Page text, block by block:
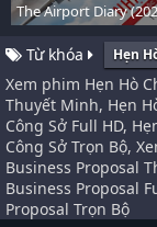
The Airport Diary
Từ khóa Hẹn
Xem phim Hẹn Hò
Thuyết Minh, Hẹn
Công Sở Full HD,
Công Sở Trọn Bộ,
Business Proposal
Business Proposal
Proposal Trọn Bộ